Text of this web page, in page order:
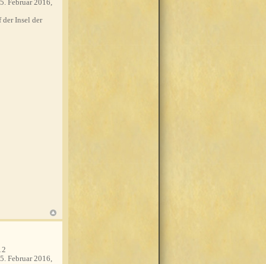
Februar 2016,
Insel der
Februar 2016,